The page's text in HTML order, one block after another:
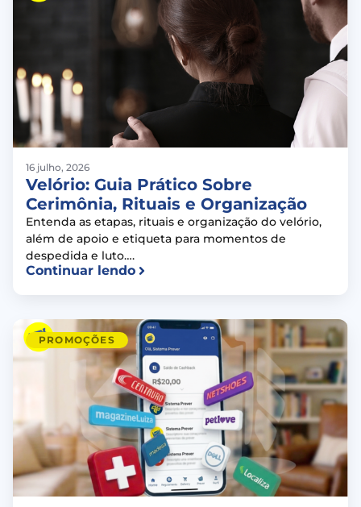
16 julho, 2026
Velório: Guia Prático Sobre
Cerimônia, Rituais e Organização
Entenda as etapas, rituais e organização do velório,
além de apoio e etiqueta para momentos de
despedida e luto….
Continuar lendo
PROMOÇÕES